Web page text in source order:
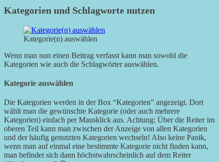
Kategorien und Schlagworte nutzen
Kategorie(n) auswählen
Wenn man nun einen Beitrag verfasst kann man sowohl die
Kategorien wie auch die Schlagwörter auswählen.
Kategorie auswählen
Die Kategorien werden in der Box “Kategorien” angezeigt. Dort
wählt man die gewünschte Kategorie (oder auch mehrere
Kategorien) einfach per Mausklick aus. Achtung: Über die Reiter im
oberen Teil kann man zwischen der Anzeige von allen Kategorien
und der häufig genutzten Kategorien wechseln! Also keine Panik,
wenn man auf einmal eine bestimmte Kategorie nicht finden kann,
man befindet sich dann höchstwahrscheinlich auf dem Reiter